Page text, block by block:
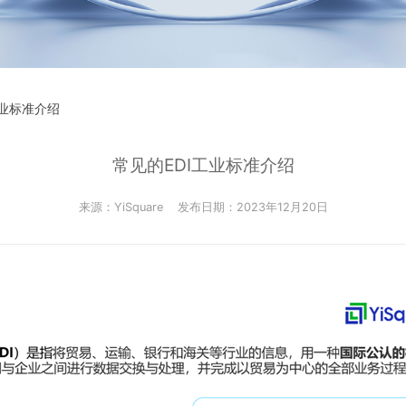
标准介绍
常见的EDI工业标准介绍
来源：YiSquare 发布日期：2023年12月20日